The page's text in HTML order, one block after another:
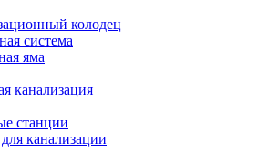
колодец
система
яма
канализация
станции
канализации